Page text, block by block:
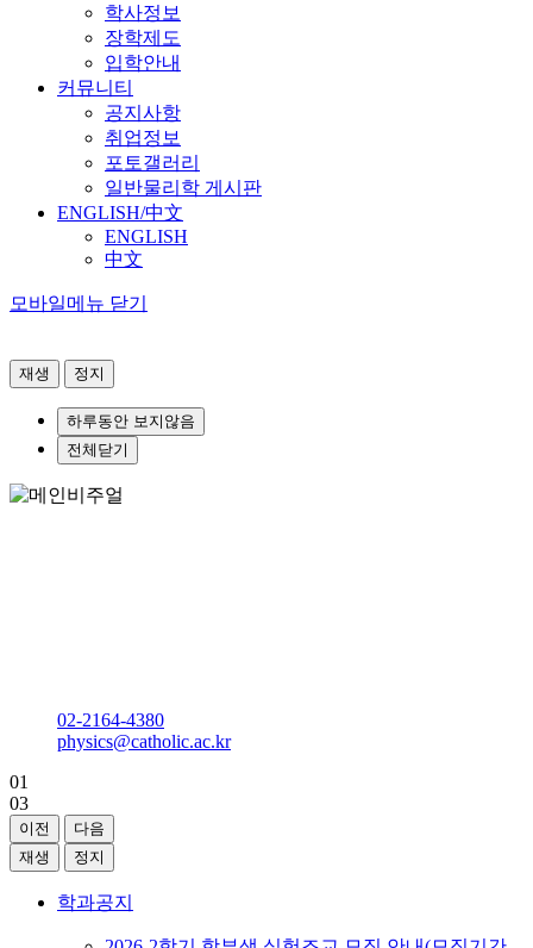
학사정보
장학제도
입학안내
커뮤니티
공지사항
취업정보
포토갤러리
일반물리학 게시판
ENGLISH/中文
ENGLISH
中文
모바일메뉴 닫기
재생 정지
하루동안 보지않음
전체닫기
02-2164-4380
physics@catholic.ac.kr
01
03
이전
다음
재생
정지
학과공지